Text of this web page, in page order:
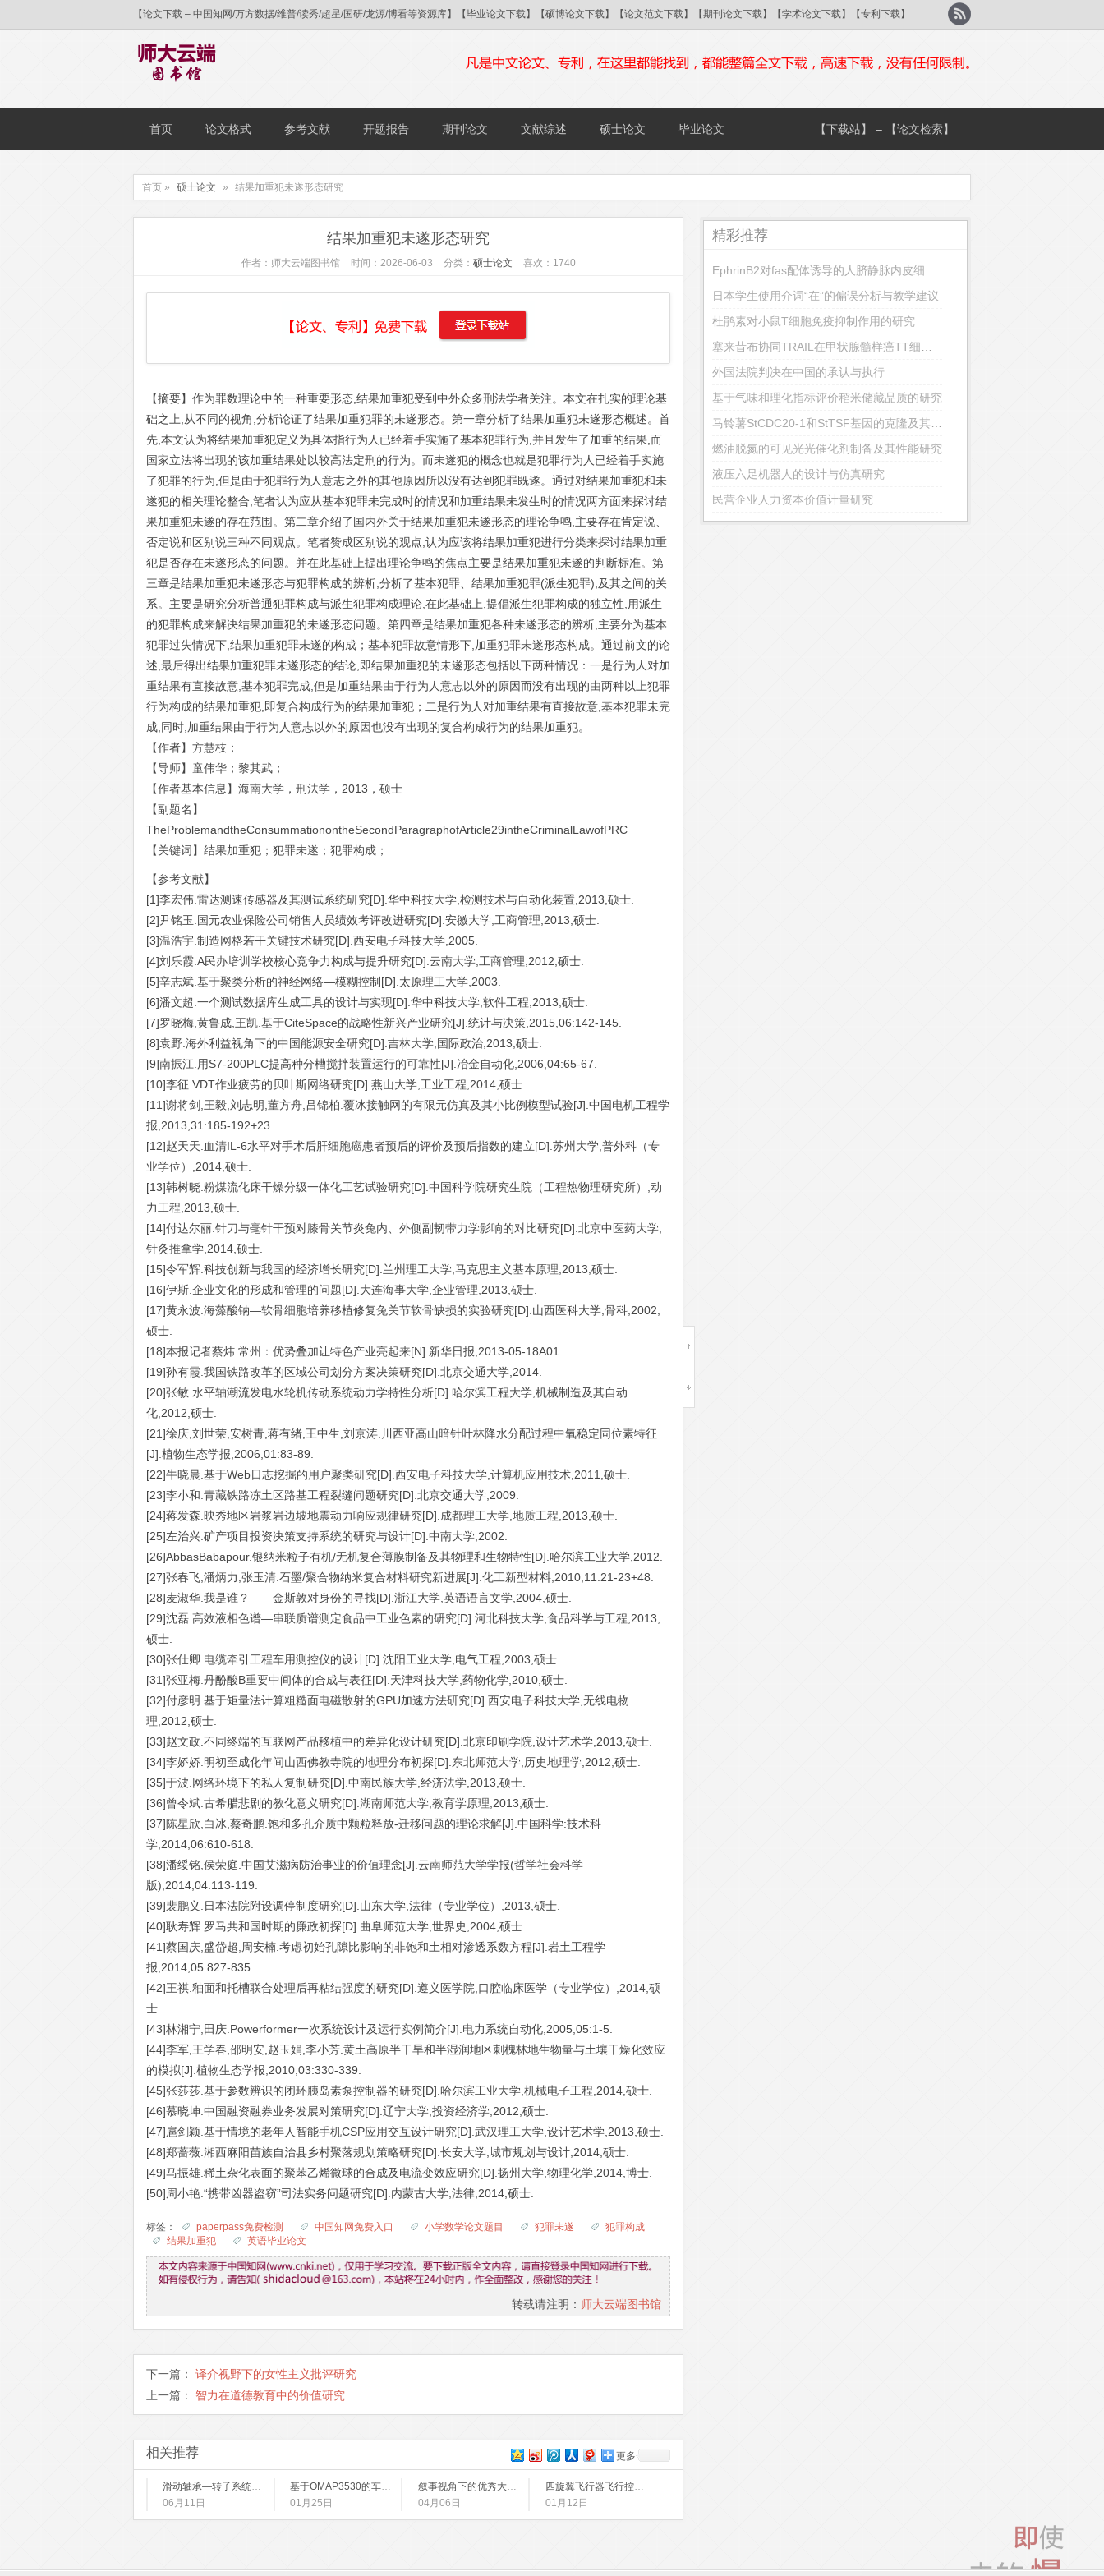
【论文下载 – 中国知网/万方数据/维普/读秀/超星/国研/龙源/博看等资源库】【毕业论文下载】【硕博论文下载】【论文范文下载】【期刊论文下载】【学术论文下载】【专利下载】
首页 论文格式 参考文献 开题报告 期刊论文 文献综述 硕士论文 毕业论文 【下载站】 – 【论文检索】
首页 » 硕士论文 » 结果加重犯未遂形态研究
结果加重犯未遂形态研究
作者：师大云端图书馆 时间：2026-06-03 分类： 硕士论文 喜欢：1740
【摘要】作为罪数理论中的一种重要形态,结果加重犯受到中外众多刑法学者关注。本文在扎实的理论基
础之上,从不同的视角,分析论证了结果加重犯罪的未遂形态。第一章分析了结果加重犯未遂形态概述。首
先,本文认为将结果加重犯定义为具体指行为人已经着手实施了基本犯罪行为,并且发生了加重的结果,而
国家立法将出现的该加重结果处以较高法定刑的行为。而未遂犯的概念也就是犯罪行为人已经着手实施
了犯罪的行为,但是由于犯罪行为人意志之外的其他原因所以没有达到犯罪既遂。通过对结果加重犯和未
遂犯的相关理论整合,笔者认为应从基本犯罪未完成时的情况和加重结果未发生时的情况两方面来探讨结
果加重犯未遂的存在范围。第二章介绍了国内外关于结果加重犯未遂形态的理论争鸣,主要存在肯定说、
否定说和区别说三种不同观点。笔者赞成区别说的观点,认为应该将结果加重犯进行分类来探讨结果加重
犯是否存在未遂形态的问题。并在此基础上提出理论争鸣的焦点主要是结果加重犯未遂的判断标准。第
三章是结果加重犯未遂形态与犯罪构成的辨析,分析了基本犯罪、结果加重犯罪(派生犯罪),及其之间的关
系。主要是研究分析普通犯罪构成与派生犯罪构成理论,在此基础上,提倡派生犯罪构成的独立性,用派生
的犯罪构成来解决结果加重犯的未遂形态问题。第四章是结果加重犯各种未遂形态的辨析,主要分为基本
犯罪过失情况下,结果加重犯罪未遂的构成；基本犯罪故意情形下,加重犯罪未遂形态构成。通过前文的论
述,最后得出结果加重犯罪未遂形态的结论,即结果加重犯的未遂形态包括以下两种情况：一是行为人对加
重结果有直接故意,基本犯罪完成,但是加重结果由于行为人意志以外的原因而没有出现的由两种以上犯罪
行为构成的结果加重犯,即复合构成行为的结果加重犯；二是行为人对加重结果有直接故意,基本犯罪未完
成,同时,加重结果由于行为人意志以外的原因也没有出现的复合构成行为的结果加重犯。
【作者】方慧枝；
【导师】童伟华；黎其武；
【作者基本信息】海南大学，刑法学，2013，硕士
【副题名】
TheProblemandtheConsummationontheSecondParagraphofArticle29intheCriminalLawofPRC
【关键词】结果加重犯；犯罪未遂；犯罪构成；
【参考文献】
[1]李宏伟.雷达测速传感器及其测试系统研究[D].华中科技大学,检测技术与自动化装置,2013,硕士.
[2]尹铭玉.国元农业保险公司销售人员绩效考评改进研究[D].安徽大学,工商管理,2013,硕士.
[3]温浩宇.制造网格若干关键技术研究[D].西安电子科技大学,2005.
[4]刘乐霞.A民办培训学校核心竞争力构成与提升研究[D].云南大学,工商管理,2012,硕士.
[5]辛志斌.基于聚类分析的神经网络—模糊控制[D].太原理工大学,2003.
[6]潘文超.一个测试数据库生成工具的设计与实现[D].华中科技大学,软件工程,2013,硕士.
[7]罗晓梅,黄鲁成,王凯.基于CiteSpace的战略性新兴产业研究[J].统计与决策,2015,06:142-145.
[8]袁野.海外利益视角下的中国能源安全研究[D].吉林大学,国际政治,2013,硕士.
[9]南振江.用S7-200PLC提高种分槽搅拌装置运行的可靠性[J].冶金自动化,2006,04:65-67.
[10]李征.VDT作业疲劳的贝叶斯网络研究[D].燕山大学,工业工程,2014,硕士.
[11]谢将剑,王毅,刘志明,董方舟,吕锦柏.覆冰接触网的有限元仿真及其小比例模型试验[J].中国电机工程学
报,2013,31:185-192+23.
[12]赵天天.血清IL-6水平对手术后肝细胞癌患者预后的评价及预后指数的建立[D].苏州大学,普外科（专
业学位）,2014,硕士.
[13]韩树晓.粉煤流化床干燥分级一体化工艺试验研究[D].中国科学院研究生院（工程热物理研究所）,动
力工程,2013,硕士.
[14]付达尔丽.针刀与毫针干预对膝骨关节炎兔内、外侧副韧带力学影响的对比研究[D].北京中医药大学,
针灸推拿学,2014,硕士.
[15]令军辉.科技创新与我国的经济增长研究[D].兰州理工大学,马克思主义基本原理,2013,硕士.
[16]伊斯.企业文化的形成和管理的问题[D].大连海事大学,企业管理,2013,硕士.
[17]黄永波.海藻酸钠—软骨细胞培养移植修复兔关节软骨缺损的实验研究[D].山西医科大学,骨科,2002,
硕士.
[18]本报记者蔡炜.常州：优势叠加让特色产业亮起来[N].新华日报,2013-05-18A01.
[19]孙有霞.我国铁路改革的区域公司划分方案决策研究[D].北京交通大学,2014.
[20]张敏.水平轴潮流发电水轮机传动系统动力学特性分析[D].哈尔滨工程大学,机械制造及其自动
化,2012,硕士.
[21]徐庆,刘世荣,安树青,蒋有绪,王中生,刘京涛.川西亚高山暗针叶林降水分配过程中氧稳定同位素特征
[J].植物生态学报,2006,01:83-89.
[22]牛晓晨.基于Web日志挖掘的用户聚类研究[D].西安电子科技大学,计算机应用技术,2011,硕士.
[23]李小和.青藏铁路冻土区路基工程裂缝问题研究[D].北京交通大学,2009.
[24]蒋发森.映秀地区岩浆岩边坡地震动力响应规律研究[D].成都理工大学,地质工程,2013,硕士.
[25]左治兴.矿产项目投资决策支持系统的研究与设计[D].中南大学,2002.
[26]AbbasBabapour.银纳米粒子有机/无机复合薄膜制备及其物理和生物特性[D].哈尔滨工业大学,2012.
[27]张春飞,潘炳力,张玉清.石墨/聚合物纳米复合材料研究新进展[J].化工新型材料,2010,11:21-23+48.
[28]麦淑华.我是谁？——金斯敦对身份的寻找[D].浙江大学,英语语言文学,2004,硕士.
[29]沈磊.高效液相色谱—串联质谱测定食品中工业色素的研究[D].河北科技大学,食品科学与工程,2013,
硕士.
[30]张仕卿.电缆牵引工程车用测控仪的设计[D].沈阳工业大学,电气工程,2003,硕士.
[31]张亚梅.丹酚酸B重要中间体的合成与表征[D].天津科技大学,药物化学,2010,硕士.
[32]付彦明.基于矩量法计算粗糙面电磁散射的GPU加速方法研究[D].西安电子科技大学,无线电物
理,2012,硕士.
[33]赵文政.不同终端的互联网产品移植中的差异化设计研究[D].北京印刷学院,设计艺术学,2013,硕士.
[34]李娇娇.明初至成化年间山西佛教寺院的地理分布初探[D].东北师范大学,历史地理学,2012,硕士.
[35]于波.网络环境下的私人复制研究[D].中南民族大学,经济法学,2013,硕士.
[36]曾令斌.古希腊悲剧的教化意义研究[D].湖南师范大学,教育学原理,2013,硕士.
[37]陈星欣,白冰,蔡奇鹏.饱和多孔介质中颗粒释放-迁移问题的理论求解[J].中国科学:技术科
学,2014,06:610-618.
[38]潘绥铭,侯荣庭.中国艾滋病防治事业的价值理念[J].云南师范大学学报(哲学社会科学
版),2014,04:113-119.
[39]裴鹏义.日本法院附设调停制度研究[D].山东大学,法律（专业学位）,2013,硕士.
[40]耿寿辉.罗马共和国时期的廉政初探[D].曲阜师范大学,世界史,2004,硕士.
[41]蔡国庆,盛岱超,周安楠.考虑初始孔隙比影响的非饱和土相对渗透系数方程[J].岩土工程学
报,2014,05:827-835.
[42]王祺.釉面和托槽联合处理后再粘结强度的研究[D].遵义医学院,口腔临床医学（专业学位）,2014,硕
士.
[43]林湘宁,田庆.Powerformer一次系统设计及运行实例简介[J].电力系统自动化,2005,05:1-5.
[44]李军,王学春,邵明安,赵玉娟,李小芳.黄土高原半干旱和半湿润地区刺槐林地生物量与土壤干燥化效应
的模拟[J].植物生态学报,2010,03:330-339.
[45]张莎莎.基于参数辨识的闭环胰岛素泵控制器的研究[D].哈尔滨工业大学,机械电子工程,2014,硕士.
[46]慕晓坤.中国融资融券业务发展对策研究[D].辽宁大学,投资经济学,2012,硕士.
[47]扈剑颖.基于情境的老年人智能手机CSP应用交互设计研究[D].武汉理工大学,设计艺术学,2013,硕士.
[48]郑蔷薇.湘西麻阳苗族自治县乡村聚落规划策略研究[D].长安大学,城市规划与设计,2014,硕士.
[49]马振雄.稀土杂化表面的聚苯乙烯微球的合成及电流变效应研究[D].扬州大学,物理化学,2014,博士.
[50]周小艳.“携带凶器盗窃”司法实务问题研究[D].内蒙古大学,法律,2014,硕士.
标签： paperpass免费检测 中国知网免费入口 小学数学论文题目 犯罪未遂
犯罪构成
结果加重犯
英语毕业论文
转载请注明： 师大云端图书馆
下一篇： 译介视野下的女性主义批评研究
上一篇： 智力在道德教育中的价值研究
相关推荐 更多
06月11日
01月25日
叙事视角下的优秀大学英语教师的职业身份建构的个案研究
04月06日
四旋翼飞行器飞行控制研究
01月12日
精彩推荐
日本学生使用介词“在”的偏误分析与教学建议
杜鹃素对小鼠T细胞免疫抑制作用的研究
外国法院判决在中国的承认与执行
基于气味和理化指标评价稻米储藏品质的研究
燃油脱氮的可见光光催化剂制备及其性能研究
液压六足机器人的设计与仿真研究
民营企业人力资本价值计量研究